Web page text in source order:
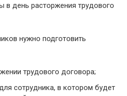
в день расторжения трудового
нужно подготовить
трудового договора;
сотрудника, в котором будет